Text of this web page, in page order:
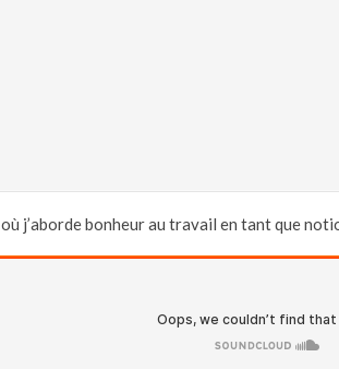
où j’aborde bonheur au travail en tant que